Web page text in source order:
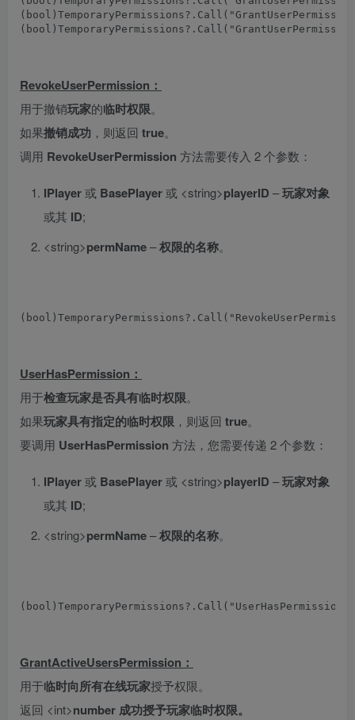
( bool ) TemporaryPermissions?. Call (
( bool ) TemporaryPermissions?. Call (
RevokeUserPermission：
用于撤销玩家的临时权限。
如果撤销成功 ，则返回 true。
调用 RevokeUserPermission 方法需要传入 2 个参数：
IPlayer或 BasePlayer或 <string>playerID –玩家对象
或其 ID;
<string>permName–权限的名称。
( bool ) TemporaryPermissions?. Call (
UserHasPermission：
用于检查玩家是否具有临时权限。
如果玩家具有指定的临时权限 ，则返回 true。
要调用 UserHasPermission 方法，您需要传递 2 个参数：
IPlayer或 BasePlayer或 <string>playerID –玩家对象
或其 ID;
<string>permName–权限的名称。
( bool ) TemporaryPermissions?. Call ( "UserHasPermission"
GrantActiveUsersPermission：
用于临时向所有在线玩家授予权限。
返回 <int>number 成功授予玩家临时权限。